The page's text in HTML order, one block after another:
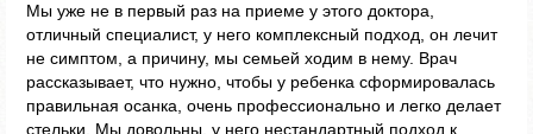
Мы уже не в первый раз на приеме у этого доктора,
отличный специалист, у него комплексный подход, он лечит
не симптом, а причину, мы семьей ходим в нему. Врач
рассказывает, что нужно, чтобы у ребенка сформировалась
правильная осанка, очень профессионально и легко делает
стельки. Мы довольны, у него нестандартный подход к